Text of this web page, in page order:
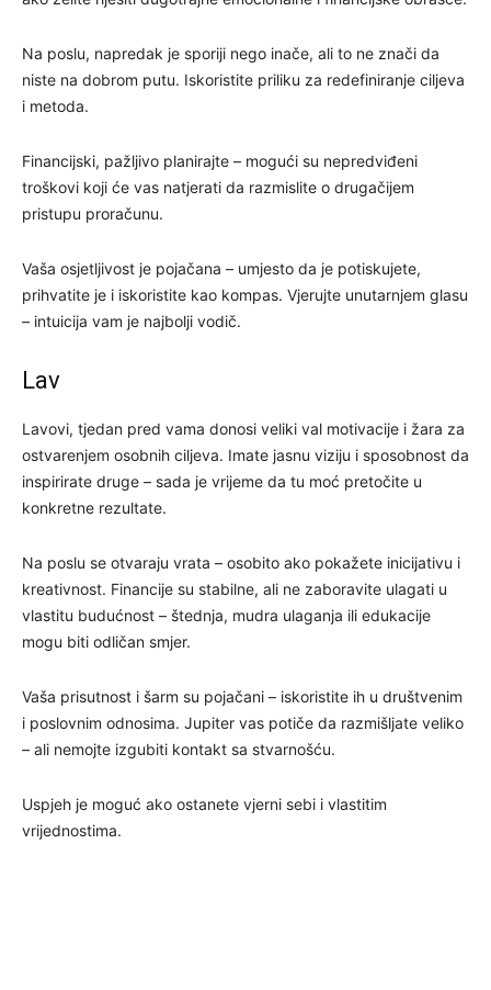
Na poslu, napredak je sporiji nego inače, ali to ne znači da
niste na dobrom putu. Iskoristite priliku za redefiniranje ciljeva
i metoda.
Financijski, pažljivo planirajte – mogući su nepredviđeni
troškovi koji će vas natjerati da razmislite o drugačijem
pristupu proračunu.
Vaša osjetljivost je pojačana – umjesto da je potiskujete,
prihvatite je i iskoristite kao kompas. Vjerujte unutarnjem glasu
– intuicija vam je najbolji vodič.
Lav
Lavovi, tjedan pred vama donosi veliki val motivacije i žara za
ostvarenjem osobnih ciljeva. Imate jasnu viziju i sposobnost da
inspirirate druge – sada je vrijeme da tu moć pretočite u
konkretne rezultate.
Na poslu se otvaraju vrata – osobito ako pokažete inicijativu i
kreativnost. Financije su stabilne, ali ne zaboravite ulagati u
vlastitu budućnost – štednja, mudra ulaganja ili edukacije
mogu biti odličan smjer.
Vaša prisutnost i šarm su pojačani – iskoristite ih u društvenim
i poslovnim odnosima. Jupiter vas potiče da razmišljate veliko
– ali nemojte izgubiti kontakt sa stvarnošću.
Uspjeh je moguć ako ostanete vjerni sebi i vlastitim
vrijednostima.